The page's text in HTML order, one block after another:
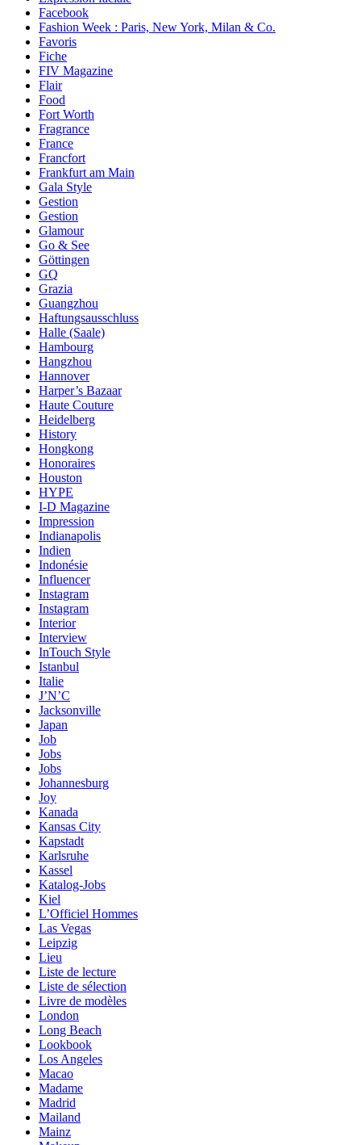
Facebook
Fashion Week : Paris, New York, Milan & Co.
Favoris
Fiche
FIV Magazine
Flair
Food
Fort Worth
Fragrance
France
Francfort
Frankfurt am Main
Gala Style
Gestion
Gestion
Glamour
Go & See
Göttingen
GQ
Grazia
Guangzhou
Haftungsausschluss
Halle (Saale)
Hambourg
Hangzhou
Hannover
Harper’s Bazaar
Haute Couture
Heidelberg
History
Hongkong
Honoraires
Houston
HYPE
I-D Magazine
Impression
Indianapolis
Indien
Indonésie
Influencer
Instagram
Instagram
Interior
Interview
InTouch Style
Istanbul
Italie
J’N’C
Jacksonville
Japan
Job
Jobs
Jobs
Johannesburg
Joy
Kanada
Kansas City
Kapstadt
Karlsruhe
Kassel
Katalog-Jobs
Kiel
L’Officiel Hommes
Las Vegas
Leipzig
Lieu
Liste de lecture
Liste de sélection
Livre de modèles
London
Long Beach
Lookbook
Los Angeles
Macao
Madame
Madrid
Mailand
Mainz